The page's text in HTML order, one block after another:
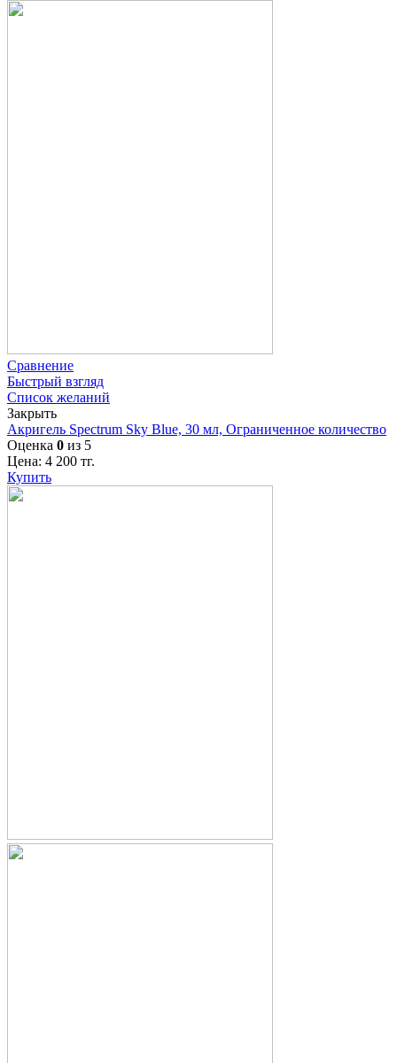
Сравнение
Быстрый взгляд
Список желаний
Закрыть
Акригель Spectrum Sky Blue, 30 мл, Ограниченное количество
Оценка 0 из 5
Цена: 4 200 тг.
Купить